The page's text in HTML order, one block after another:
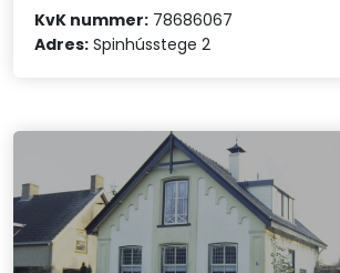
KvK nummer: 78686067
Adres: Spinhússtege 2